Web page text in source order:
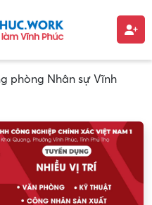
phòng Nhân sự Vĩnh